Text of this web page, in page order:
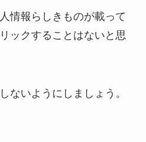
情報らしきものが載って
ックすることはないと思
ないようにしましょう。